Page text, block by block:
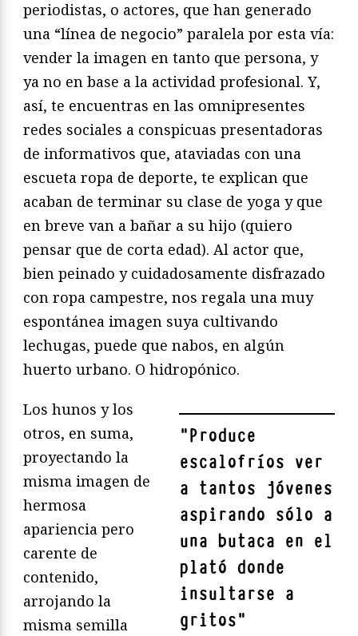
periodistas, o actores, que han generado
una “línea de negocio” paralela por esta vía:
vender la imagen en tanto que persona, y
ya no en base a la actividad profesional. Y,
así, te encuentras en las omnipresentes
redes sociales a conspicuas presentadoras
de informativos que, ataviadas con una
escueta ropa de deporte, te explican que
acaban de terminar su clase de yoga y que
en breve van a bañar a su hijo (quiero
pensar que de corta edad). Al actor que,
bien peinado y cuidadosamente disfrazado
con ropa campestre, nos regala una muy
espontánea imagen suya cultivando
lechugas, puede que nabos, en algún
huerto urbano. O hidropónico.
"Produce
escalofríos ver
a tantos jóvenes
aspirando sólo a
una butaca en el
plató donde
insultarse a
gritos"
Los hunos y los
otros, en suma,
proyectando la
misma imagen de
hermosa
apariencia pero
carente de
contenido,
arrojando la
misma semilla